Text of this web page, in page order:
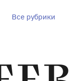
Все рубрики